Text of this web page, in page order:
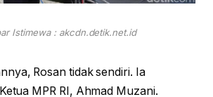
Istimewa : akcdn.detik.net.id
Rosan tidak sendiri. Ia
MPR RI, Ahmad Muzani.